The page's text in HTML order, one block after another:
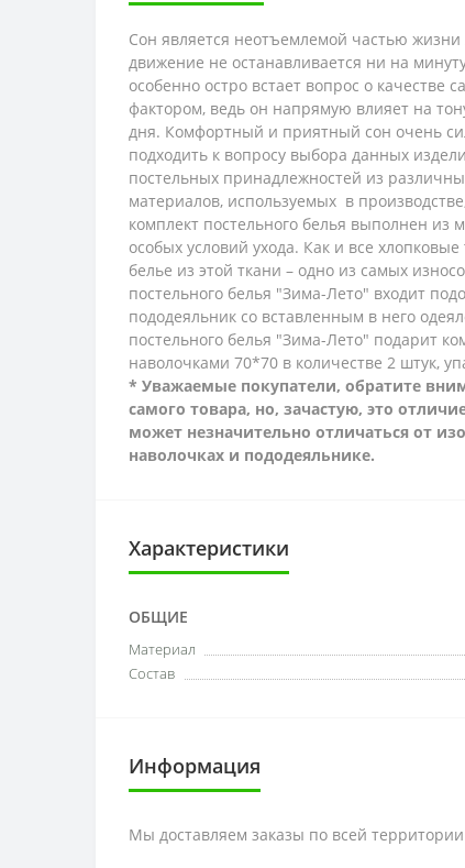
Сон является неотъемлемой частью
движение не останавливается ни на
особенно остро встает вопрос о качестве
фактором, ведь он напрямую влияет на
дня. Комфортный и приятный сон очень
подходить к вопросу выбора данных
постельных принадлежностей из
материалов, используемых в
комплект постельного белья выполнен из
особых условий ухода. Как и все
белье из этой ткани – одно из самых
постельного белья "Зима-Лето" входит
пододеяльник со вставленным в него
постельного белья "Зима-Лето" подарит
наволочками 70*70 в количестве 2 штук,
* Уважаемые покупатели, обратите
самого товара, но, зачастую, это
может незначительно отличаться от
наволочках и пододеяльнике.
Характеристики
ОБЩИЕ
Материал
Состав
Информация
Мы доставляем заказы по всей